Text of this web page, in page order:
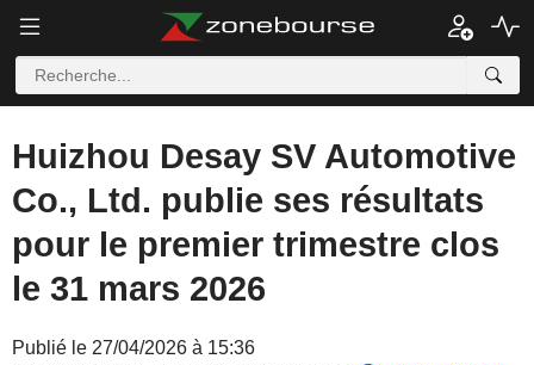
Huizhou Desay SV Automotive
Co., Ltd. publie ses résultats
pour le premier trimestre clos
le 31 mars 2026
Publié le 27/04/2026 à 15:36